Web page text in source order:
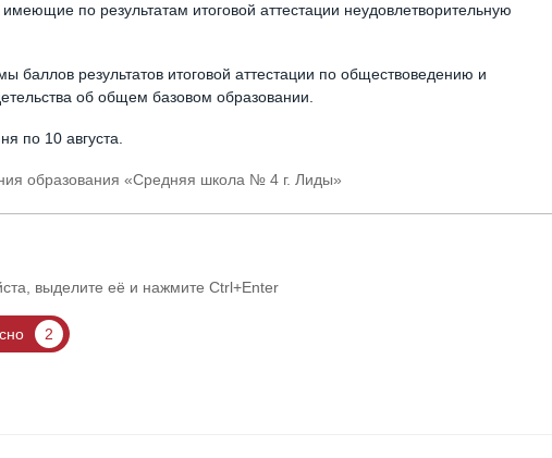
по результатам итоговой аттестации неудовлетворительную
баллов результатов итоговой аттестации по обществоведению и
об общем базовом образовании.
по 10 августа.
образования «Средняя школа № 4 г. Лиды»
выделите её и нажмите Ctrl+Enter
2